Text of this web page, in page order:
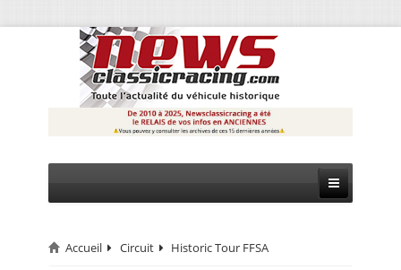
CIRCUIT
Accueil Circuit Historic Tour FFSA